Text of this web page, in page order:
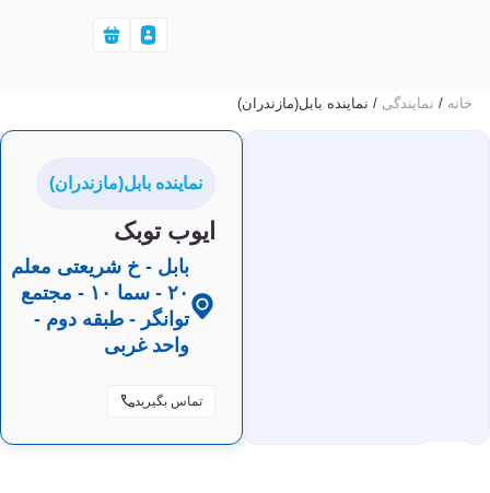
خانه / نمایندگی‌ / نماینده بابل(مازندران)
نماینده بابل(مازندران)
ایوب توبک
بابل - خ شریعتی معلم
۲۰ - سما ۱۰ - مجتمع
توانگر - طبقه دوم -
واحد غربی
تماس بگیرید